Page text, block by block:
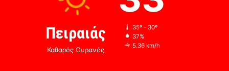
Πειραιάς
Καθαρός Ουρανός
35º - 30º
37%
5.36 km/h